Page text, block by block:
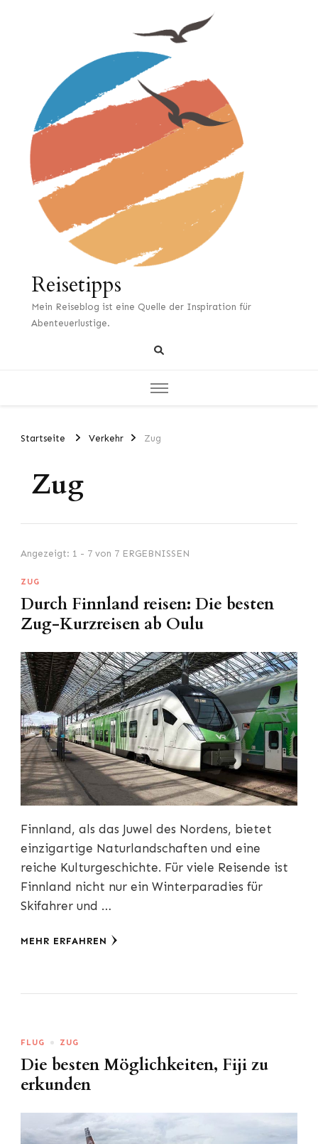
Reisetipps
Mein Reiseblog ist eine Quelle der Inspiration für
Abenteuerlustige.
Startseite Verkehr Zug
Zug
Angezeigt: 1 - 7 von 7 ERGEBNISSEN
ZUG
Durch Finnland reisen: Die besten
Zug-Kurzreisen ab Oulu
Finnland, als das Juwel des Nordens, bietet
einzigartige Naturlandschaften und eine
reiche Kulturgeschichte. Für viele Reisende ist
Finnland nicht nur ein Winterparadies für
Skifahrer und …
MEHR ERFAHREN
FLUG ZUG
Die besten Möglichkeiten, Fiji zu
erkunden